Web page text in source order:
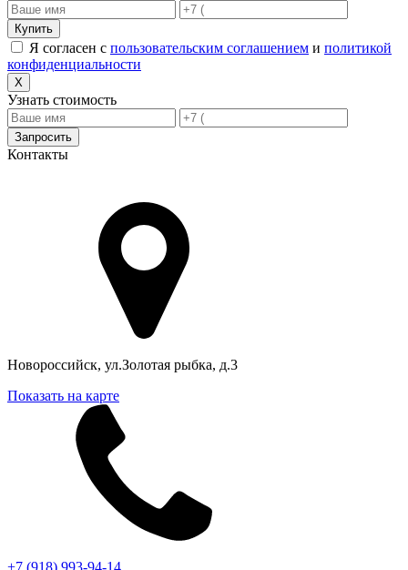
Купить
Я согласен с пользовательским соглашением и политикой
конфиденциальности
X
Узнать стоимость
Запросить
Контакты
Новороссийск, ул.Золотая рыбка, д.3
Показать на карте
+7 (918) 993-94-14